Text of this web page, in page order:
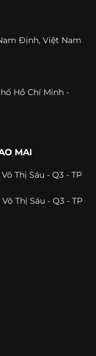
Định, Việt Nam
Hồ Chí Minh -
MAI
Thị Sáu - Q3 - TP
Thị Sáu - Q3 - TP